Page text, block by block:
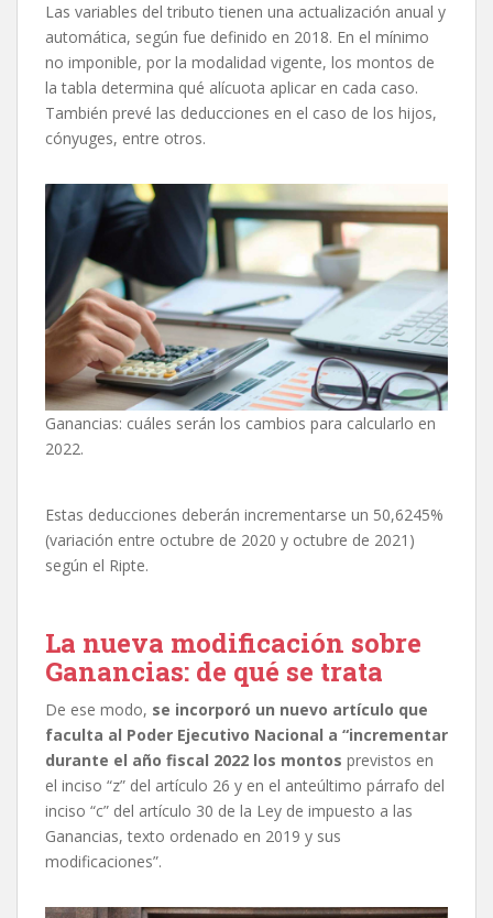
Las variables del tributo tienen una actualización anual y
automática, según fue definido en 2018. En el mínimo
no imponible, por la modalidad vigente, los montos de
la tabla determina qué alícuota aplicar en cada caso.
También prevé las deducciones en el caso de los hijos,
cónyuges, entre otros.
Ganancias: cuáles serán los cambios para calcularlo en
2022.
Estas deducciones deberán incrementarse un 50,6245%
(variación entre octubre de 2020 y octubre de 2021)
según el Ripte.
La nueva modificación sobre
Ganancias: de qué se trata
De ese modo, se incorporó un nuevo artículo que
faculta al Poder Ejecutivo Nacional a “incrementar
durante el año fiscal 2022 los montos previstos en
el inciso “z” del artículo 26 y en el anteúltimo párrafo del
inciso “c” del artículo 30 de la Ley de impuesto a las
Ganancias, texto ordenado en 2019 y sus
modificaciones”.